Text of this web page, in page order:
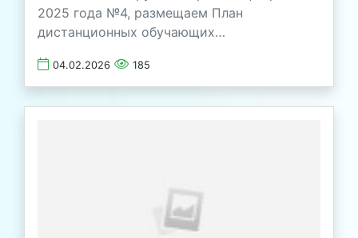
2025 года №4, размещаем План
дистанционных обучающих…
04.02.2026 185